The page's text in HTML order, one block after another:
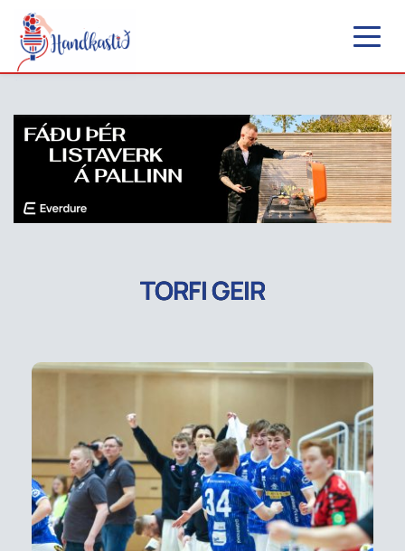
TORFI GEIR